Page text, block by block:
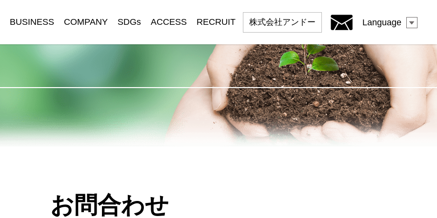
BUSINESS COMPANY SDGs ACCESS RECRUIT 株式会社アンドー Language
お問合わせ